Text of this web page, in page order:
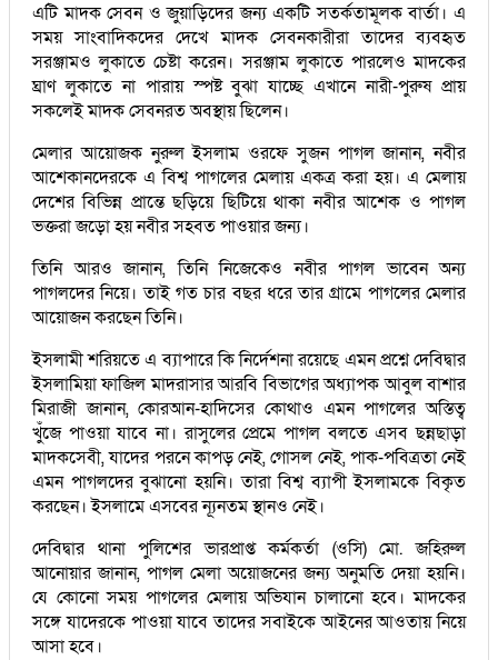
এটি মাদক সেবন ও জুয়াড়িদের জন্য একটি সতর্কতামূলক বার্তা। এ
সময় সাংবাদিকদের দেখে মাদক সেবনকারীরা তাদের ব্যবহৃত
সরঞ্জামও লুকাতে চেষ্টা করেন। সরঞ্জাম লুকাতে পারলেও মাদকের
ঘ্রাণ লুকাতে না পারায় স্পষ্ট বুঝা যাচ্ছে এখানে নারী-পুরুষ প্রায়
সকলেই মাদক সেবনরত অবস্থায় ছিলেন।
মেলার আয়োজক নুরুল ইসলাম ওরফে সুজন পাগল জানান, নবীর
আশেকানদেরকে এ বিশ্ব পাগলের মেলায় একত্র করা হয়। এ মেলায়
দেশের বিভিন্ন প্রান্তে ছড়িয়ে ছিটিয়ে থাকা নবীর আশেক ও পাগল
ভক্তরা জড়ো হয় নবীর সহবত পাওয়ার জন্য।
তিনি আরও জানান, তিনি নিজেকেও নবীর পাগল ভাবেন অন্য
পাগলদের নিয়ে। তাই গত চার বছর ধরে তার গ্রামে পাগলের মেলার
আয়োজন করছেন তিনি।
ইসলামী শরিয়তে এ ব্যাপারে কি নির্দেশনা রয়েছে এমন প্রশ্নে দেবিদ্বার
ইসলামিয়া ফাজিল মাদরাসার আরবি বিভাগের অধ্যাপক আবুল বাশার
মিরাজী জানান, কোরআন-হাদিসের কোথাও এমন পাগলের অস্তিত্ব
খুঁজে পাওয়া যাবে না। রাসুলের প্রেমে পাগল বলতে এসব ছন্নছাড়া
মাদকসেবী, যাদের পরনে কাপড় নেই, গোসল নেই, পাক-পবিত্রতা নেই
এমন পাগলদের বুঝানো হয়নি। তারা বিশ্ব ব্যাপী ইসলামকে বিকৃত
করছেন। ইসলামে এসবের ন্যূনতম স্থানও নেই।
দেবিদ্বার থানা পুলিশের ভারপ্রাপ্ত কর্মকর্তা (ওসি) মো. জহিরুল
আনোয়ার জানান, পাগল মেলা অয়োজনের জন্য অনুমতি দেয়া হয়নি।
যে কোনো সময় পাগলের মেলায় অভিযান চালানো হবে। মাদকের
সঙ্গে যাদেরকে পাওয়া যাবে তাদের সবাইকে আইনের আওতায় নিয়ে
আসা হবে।